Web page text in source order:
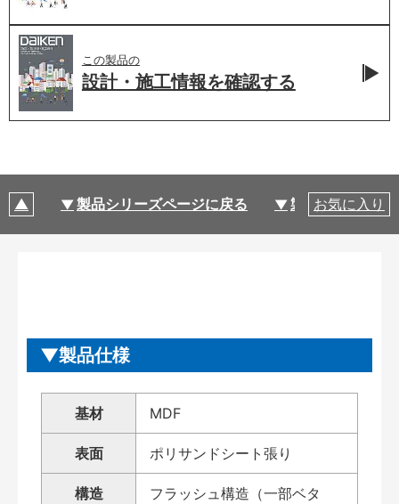
この製品の
設計・施工情報を確認する
製品シリーズページに戻る 製品仕様
お気に入り
製品仕様
基材 MDF
表面 ポリサンドシート張り
構造
フラッシュ構造（一部ベタ